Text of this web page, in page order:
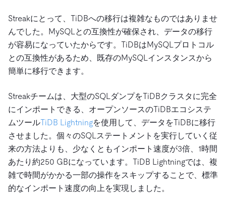
Streakにとって、TiDBへの移行は複雑なものではありませ
んでした。MySQLとの互換性が確保され、データの移行
が容易になっていたからです。TiDBはMySQLプロトコル
との互換性があるため、既存のMySQLインスタンスから
簡単に移行できます。
Streakチームは、大型のSQLダンプをTiDBクラスタに完全
にインポートできる、オープンソースのTiDBエコシステ
ムツールTiDB Lightningを使用して、データをTiDBに移行
させました。個々のSQLステートメントを実行していく従
来の方法よりも、少なくともインポート速度が3倍、1時間
あたり約250 GBになっています。TiDB Lightningでは、複
雑で時間がかかる一部の操作をスキップすることで、標準
的なインポート速度の向上を実現しました。